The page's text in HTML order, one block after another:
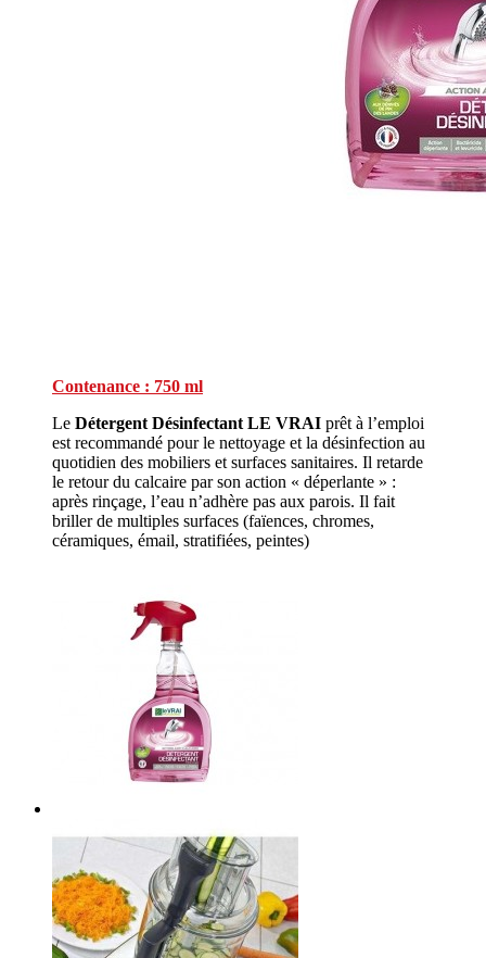
Contenance : 750 ml
Le Détergent Désinfectant LE VRAI prêt à l’emploi
est recommandé pour le nettoyage et la désinfection au
quotidien des mobiliers et surfaces sanitaires. Il retarde
le retour du calcaire par son action « déperlante » :
après rinçage, l’eau n’adhère pas aux parois. Il fait
briller de multiples surfaces (faïences, chromes,
céramiques, émail, stratifiées, peintes)